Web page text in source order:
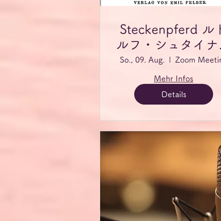
Steckenpferd ル
ルフ・シュタイナ
読書会
So., 09. Aug. Zoom
Mehr Infos
Details